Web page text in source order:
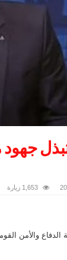
1,653 زيارة
الدفاع والأمن